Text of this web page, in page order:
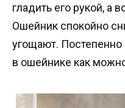
гладить его рукой, а
Ошейник спокойно
угощают.
в ошейнике как